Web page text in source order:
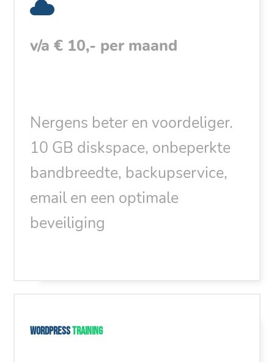
v/a € 10,- per maand
Nergens beter en voordeliger.
10 GB diskspace, onbeperkte
bandbreedte, backupservice,
email en een optimale
beveiliging
WordPresstraining